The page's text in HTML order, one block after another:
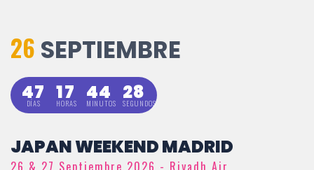
26 SEPTIEMBRE
47
DÍAS 17
HORAS 44
MINUTOS 26
SEGUNDOS
JAPAN WEEKEND MADRID